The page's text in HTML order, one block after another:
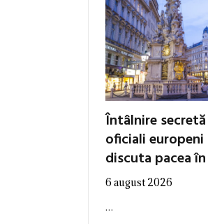
Întâlnire
oficiali
discuta pacea
6 august 2026
…